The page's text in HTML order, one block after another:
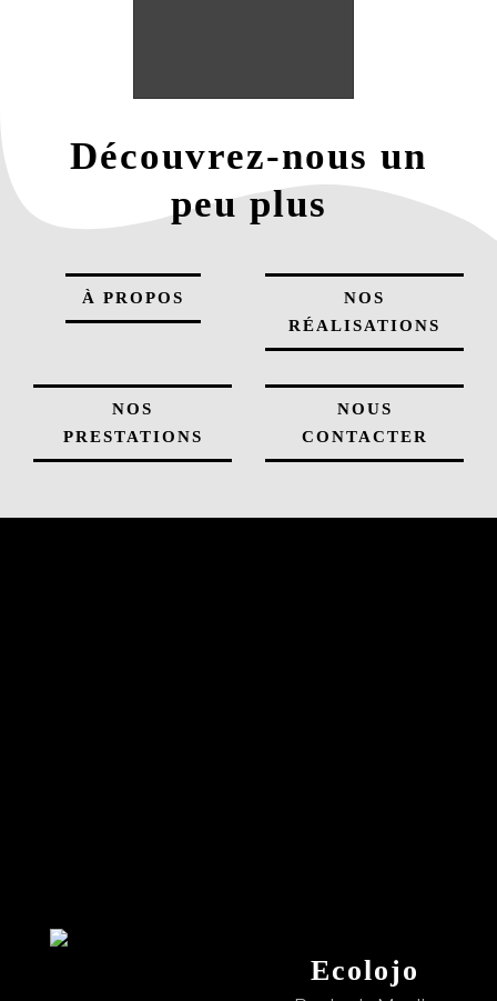
Découvrez-nous un
peu plus
À PROPOS
NOS
RÉALISATIONS
NOS
PRESTATIONS
NOUS
CONTACTER
Ecolojo